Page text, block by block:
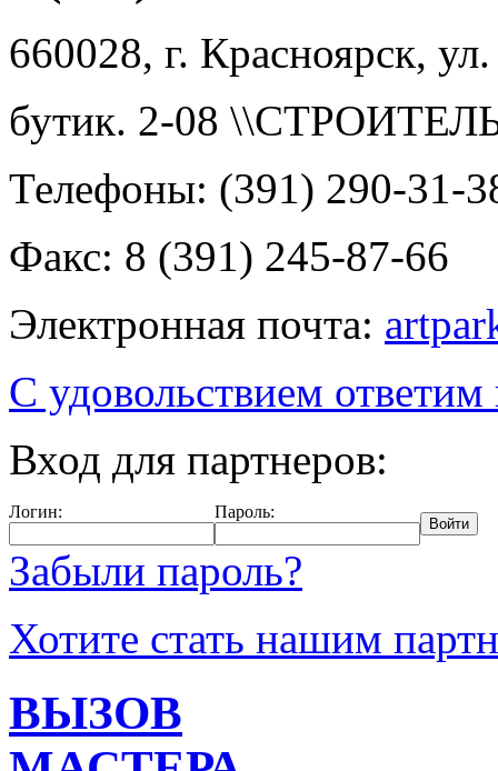
660028, г. Красноярск,
бутик. 2-08
Телефоны: (391) 290-31-
Факс: 8 (391) 245-87-66
Электронная почта:
С удовольствием
Вход для партнеров:
Логин: Пароль:
Забыли пароль?
Хотите стать нашим
ВЫЗОВ